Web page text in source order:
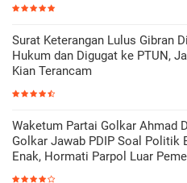
Surat Keterangan Lulus Gibran
Hukum dan Digugat ke PTUN,
Kian Terancam
Waketum Partai Golkar Ahmad
Golkar Jawab PDIP Soal Politik
Enak, Hormati Parpol Luar